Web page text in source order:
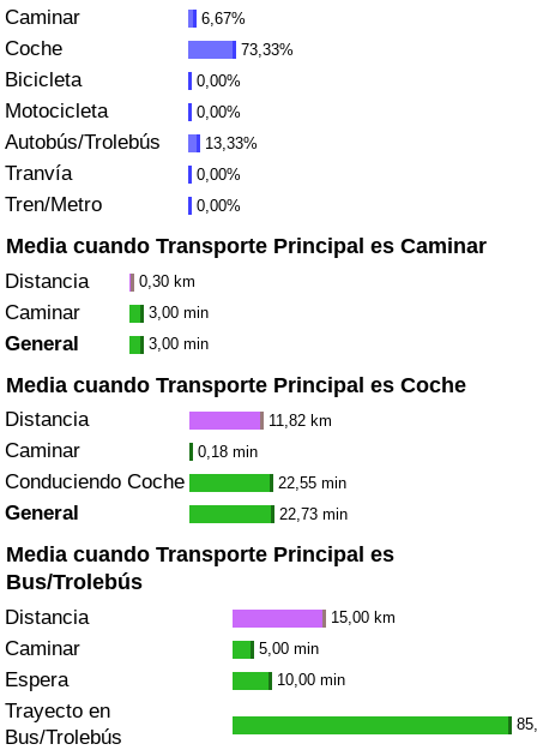
Caminar 6,67%
Coche 73,33%
Bicicleta 0,00%
Motocicleta 0,00%
Autobús/Trolebús 13,33%
Tranvía 0,00%
Tren/Metro 0,00%
Media cuando Transporte Principal es Caminar
Distancia 0,30 km
Caminar 3,00 min
General 3,00 min
Media cuando Transporte Principal es Coche
Distancia 11,82 km
Caminar 0,18 min
Conduciendo Coche 22,55 min
General 22,73 min
Media cuando Transporte Principal es
Bus/Trolebús
Distancia 15,00 km
Caminar 5,00 min
Espera 10,00 min
Trayecto en
Bus/Trolebús
Índice de Contaminación por País
Tráfico
Índice de Tráfico
Índice de Tráfico (Actual)
Índice de Tráfico por País